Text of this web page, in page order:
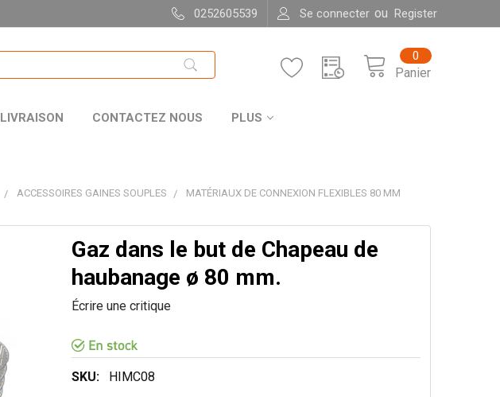
0252605539 Se connecter ou Register
Panier
0
LIVRAISON CONTACTEZ NOUS PLUS
ACCESSOIRES GAINES SOUPLES
MATÉRIAUX DE CONNEXION FLEXIBLES 80 MM
Gaz dans le but de Chapeau de
haubanage ø 80 mm.
Écrire une critique
SKU: HIMC08